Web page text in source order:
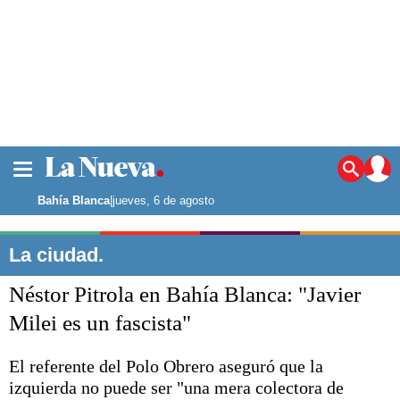
Noticias
La ciudad
Punta Alta
El mundo
Seguridad
Deportes
Escenario Olímpico
Liga del Sur
Bahía Blanca|jueves, 6 de agosto
La ciudad.
Néstor Pitrola en Bahía Blanca: "Javier
Milei es un fascista"
El referente del Polo Obrero aseguró que la
izquierda no puede ser "una mera colectora de